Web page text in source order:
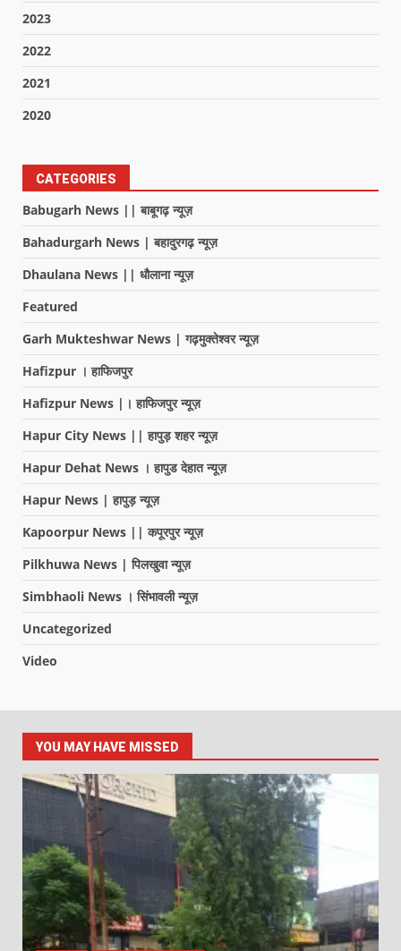
2023
2022
2021
2020
CATEGORIES
Babugarh News || बाबूगढ़ न्यूज़
Bahadurgarh News | बहादुरगढ़ न्यूज़
Dhaulana News || धौलाना न्यूज़
Featured
Garh Mukteshwar News | गढ़मुक्तेश्वर न्यूज़
Hafizpur । हाफिजपुर
Hafizpur News |। हाफिजपुर न्यूज़
Hapur City News || हापुड़ शहर न्यूज़
Hapur Dehat News । हापुड देहात न्यूज़
Hapur News | हापुड़ न्यूज़
Kapoorpur News || कपूरपुर न्यूज़
Pilkhuwa News | पिलखुवा न्यूज़
Simbhaoli News । सिंभावली न्यूज़
Uncategorized
Video
YOU MAY HAVE MISSED